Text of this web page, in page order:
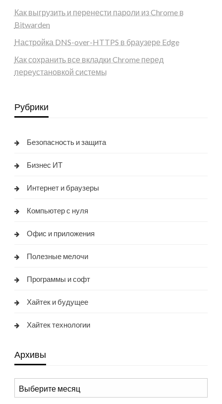
Как выгрузить и перенести пароли из Chrome в
Bitwarden
Настройка DNS-over-HTTPS в браузере Edge
Как сохранить все вкладки Chrome перед
переустановкой системы
Рубрики
Безопасность и защита
Бизнес ИТ
Интернет и браузеры
Компьютер с нуля
Офис и приложения
Полезные мелочи
Программы и софт
Хайтек и будущее
Хайтек технологии
Архивы
Архивы